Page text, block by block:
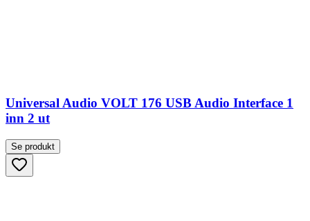
Universal Audio VOLT 176 USB Audio Interface 1
inn 2 ut
Se produkt